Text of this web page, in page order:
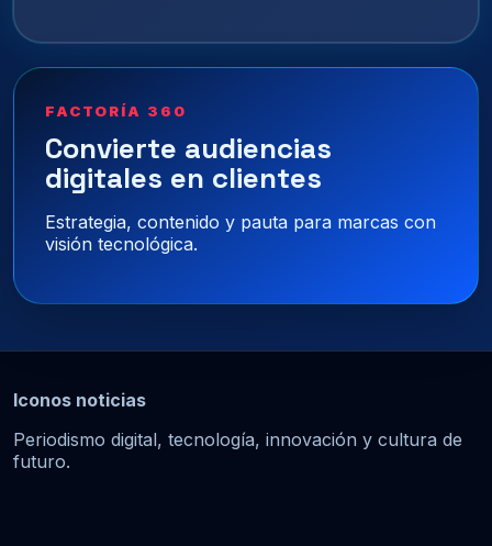
FACTORÍA 360
Convierte audiencias
digitales en clientes
Estrategia, contenido y pauta para marcas con
visión tecnológica.
Iconos noticias
Periodismo digital, tecnología, innovación y cultura de
futuro.